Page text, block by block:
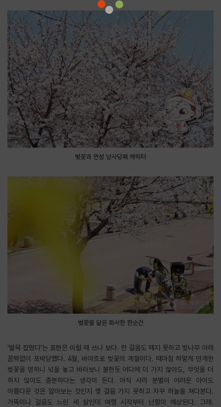
벚꽃과 안성 남사당패 캐릭터
벚꽃을 닮은 화사한 한순간
‘발목 잡혔다’는 표현은 이럴 때 쓰나 보다. 한 걸음도 떼지 못하고 벚나무 아래
꼼짝없이 포박당했다. 4월, 바야흐로 벚꽃의 계절이다. 때마침 하얗게 만개한
벚꽃을 멍하니 넋을 놓고 바라보니 불현듯 어디에 더 가지 않아도, 무엇을 더
하지 않아도 충분하다는 생각이 든다. 아직 사리 분별이 어려운 아이도
아름다운 것은 알아보는 것인지 몇 걸음 가지 못하고 자꾸 하늘을 쳐다본다.
가뜩이나 걸음도 느린 세 살인데 여행 시작부터 난항이 예상된다. 그래.